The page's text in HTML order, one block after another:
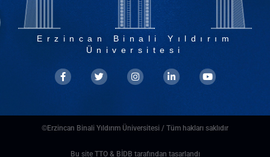
Erzincan Binali Yıldırım
Üniversitesi
©Erzincan Binali Yıldırım Üniversitesi / Tüm hakları saklıdır
Bu site TTO & BİDB tarafından tasarlandı